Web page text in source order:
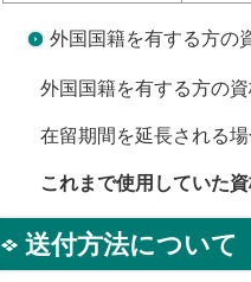
外国国籍を有する方の
外国国籍を有する方の資
在留期間を延長される場
これまで使用していた資
送付方法について